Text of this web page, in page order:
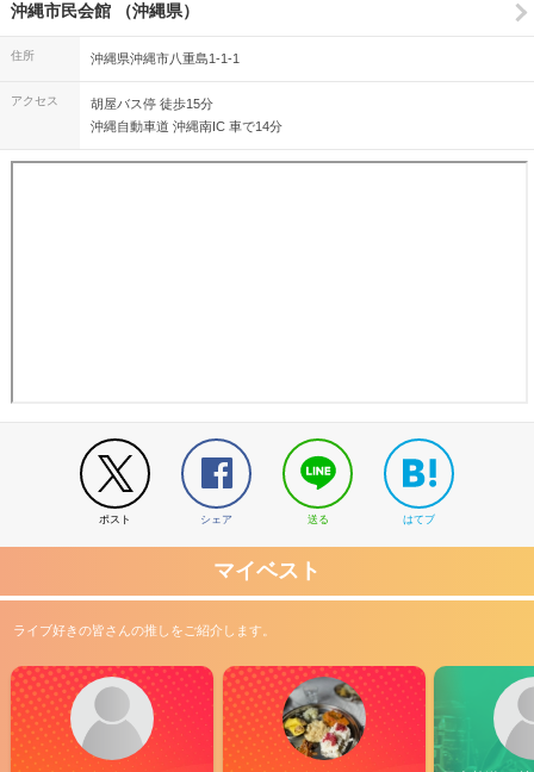
沖縄市民会館 （沖縄県）
住所 沖縄県沖縄市八重島1-1-1
アクセス
胡屋バス停 徒歩15分
沖縄自動車道 沖縄南IC 車で14分
ポスト シェア 送る はてブ
マイベスト
ライブ好きの皆さんの推しをご紹介します。